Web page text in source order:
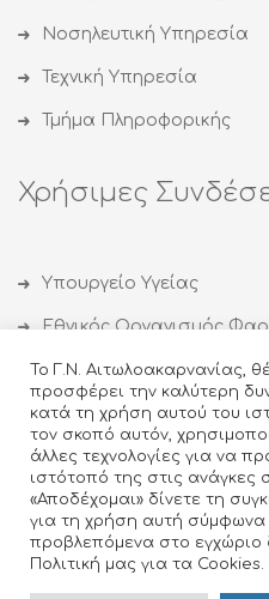
Νοσηλευτική Υπηρεσία
Τεχνική Υπηρεσία
Τμήμα Πληροφορικής
Χρήσιμες
Υπουργείο Υγείας
Εθνικός Οργανισμός
Εθνικός Οργανισμός
Οργανισμός κατά των
Ιατρικός Σύλλογος
Κέντρο Θεραπείας
Design & Developed by
Το Γ.Ν. Αιτωλοακαρνανίας,
προσφέρει την καλύτερη
κατά τη χρήση αυτού του
τον σκοπό αυτόν,
άλλες τεχνολογίες για να
ιστότοπό της στις ανάγκες
«Αποδέχομαι» δίνετε τη
για τη χρήση αυτή σύμφωνα
προβλεπόμενα στο εγχώριο
Πολιτική μας για τα Cookies.